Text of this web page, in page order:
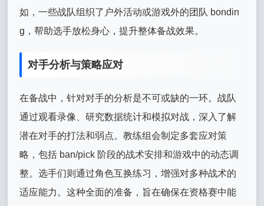
如，一些战队组织了户外活动或游戏外的团队 bondin
g，帮助选手放松身心，提升整体备战效果。
对手分析与策略应对
在备战中，针对对手的分析是不可或缺的一环。战队
通过观看录像、研究数据统计和模拟对战，深入了解
潜在对手的打法和弱点。教练组会制定多套应对策
略，包括 ban/pick 阶段的战术安排和游戏中的动态调
整。选手们则通过角色互换练习，增强对多种战术的
适应能力。这种全面的准备，旨在确保在资格赛中能